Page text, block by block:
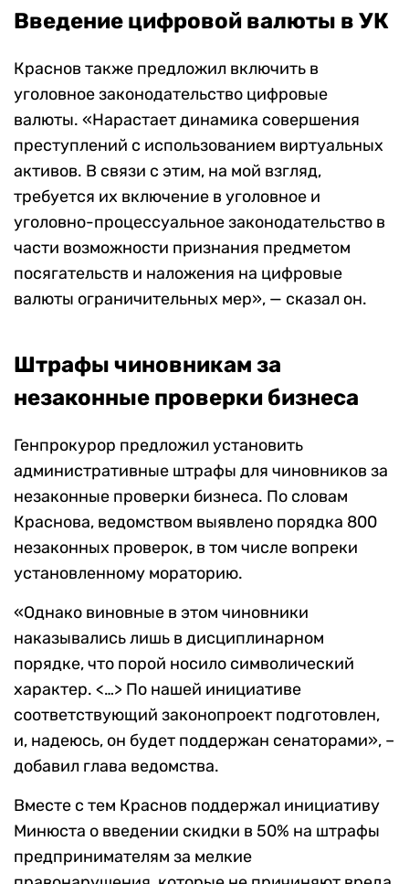
Введение цифровой валюты в УК
Краснов также предложил включить в
уголовное законодательство цифровые
валюты. «Нарастает динамика совершения
преступлений с использованием виртуальных
активов. В связи с этим, на мой взгляд,
требуется их включение в уголовное и
уголовно-процессуальное законодательство в
части возможности признания предметом
посягательств и наложения на цифровые
валюты ограничительных мер», — сказал он.
Штрафы чиновникам за
незаконные проверки бизнеса
Генпрокурор предложил установить
административные штрафы для чиновников за
незаконные проверки бизнеса. По словам
Краснова, ведомством выявлено порядка 800
незаконных проверок, в том числе вопреки
установленному мораторию.
«Однако виновные в этом чиновники
наказывались лишь в дисциплинарном
порядке, что порой носило символический
характер. <…> По нашей инициативе
соответствующий законопроект подготовлен,
и, надеюсь, он будет поддержан сенаторами», –
добавил глава ведомства.
Вместе с тем Краснов поддержал инициативу
Минюста о введении скидки в 50% на штрафы
предпринимателям за мелкие